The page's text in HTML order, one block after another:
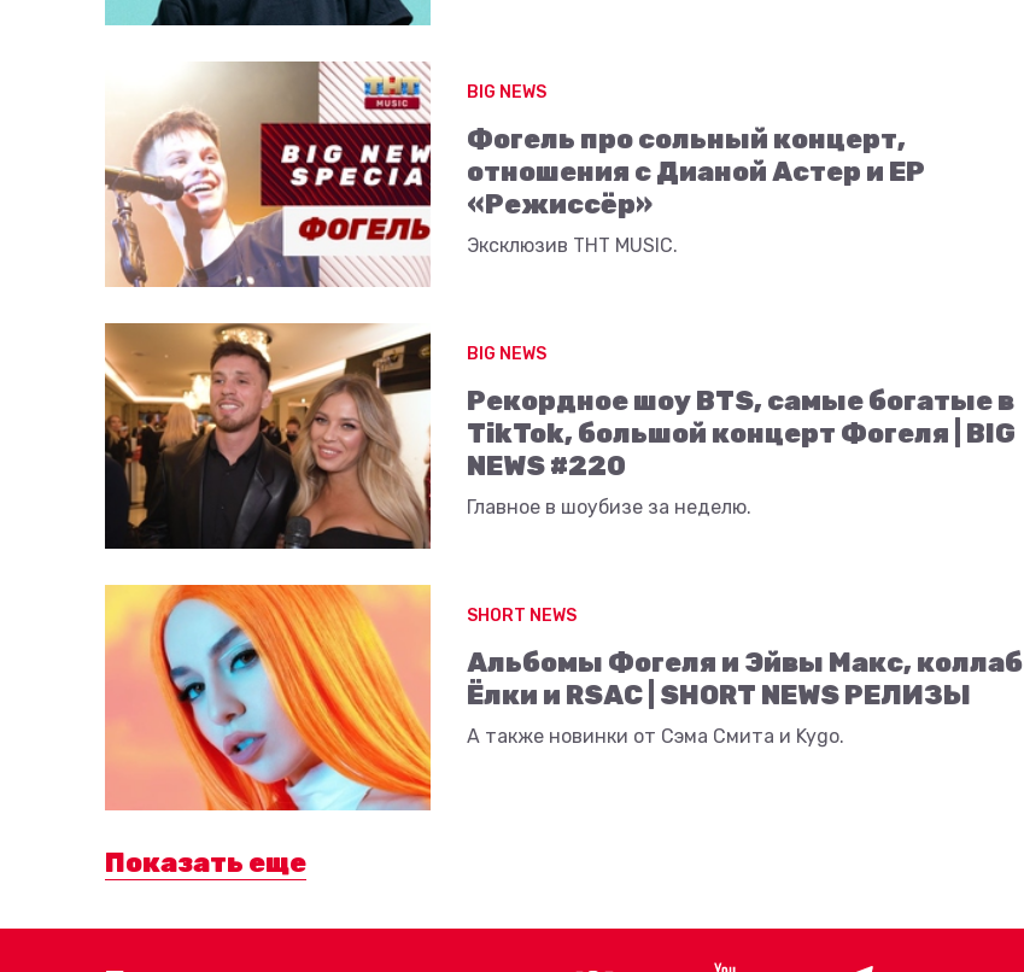
BIG NEWS
Фогель про сольный концерт,
отношения с Дианой Астер и EP
«Режиссёр»
Эксклюзив ТНТ MUSIC.
BIG NEWS
Рекордное шоу BTS, самые богатые в
TikTok, большой концерт Фогеля | BIG
NEWS #220
Главное в шоубизе за неделю.
SHORT NEWS
Альбомы Фогеля и Эйвы Макс, коллаб
Ёлки и RSAC | SHORT NEWS РЕЛИЗЫ
А также новинки от Сэма Смита и Kygo.
Показать еще